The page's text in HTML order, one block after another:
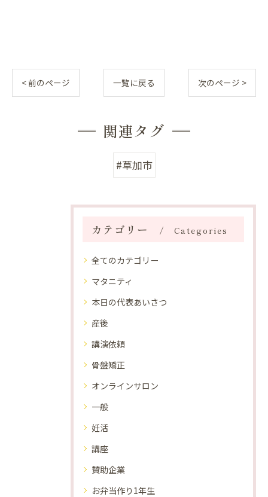
< 前のページ 一覧に戻る 次のページ >
関連タグ
#草加市
カテゴリー Categories
全てのカテゴリー
マタニティ
本日の代表あいさつ
産後
講演依頼
骨盤矯正
オンラインサロン
一般
妊活
講座
賛助企業
お弁当作り1年生